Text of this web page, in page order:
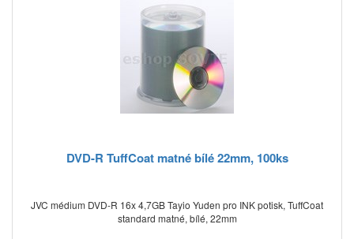
DVD-R TuffCoat matné bílé 22mm, 100ks
JVC médium DVD-R 16x 4,7GB Tayio Yuden pro INK potisk, TuffCoat
standard matné, bílé, 22mm